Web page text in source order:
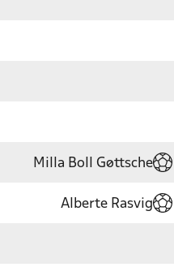
Milla Boll Gøttsche
Alberte Rasvig